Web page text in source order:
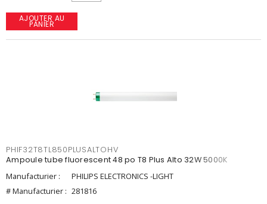
AJOUTER AU
PANIER
PHIF32T8TL850PLUSALTOHV
Ampoule tube fluorescent 48 po T8 Plus Alto 32W 5000K
Manufacturier :
PHILIPS ELECTRONICS -LIGHT
# Manufacturier : 281816